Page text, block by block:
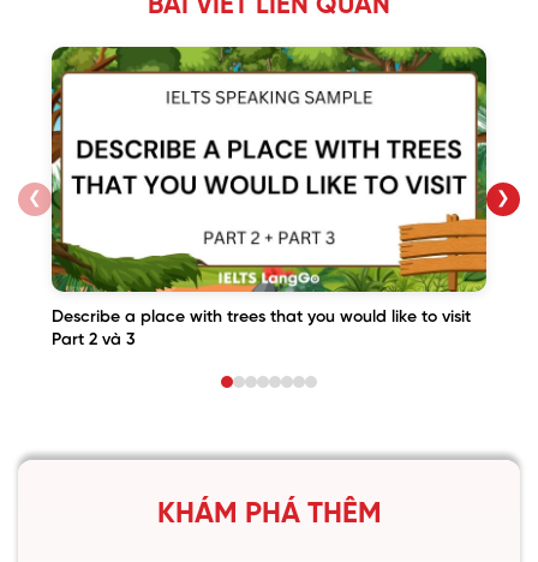
BÀI VIẾT LIÊN QUAN
❮
Describe a place with trees that you would like to visit
Part 2 và 3
❯
KHÁM PHÁ THÊM